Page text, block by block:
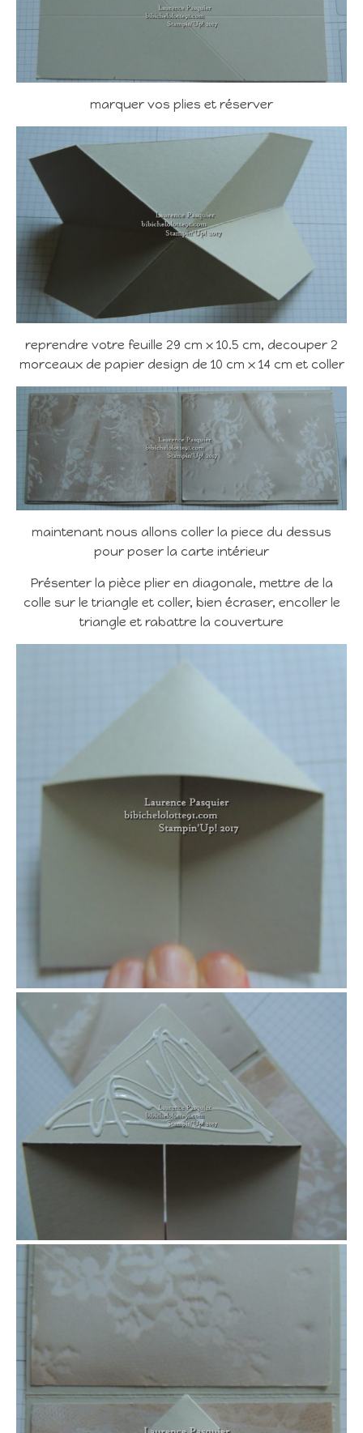
marquer vos plies et réserver
reprendre votre feuille 29 cm x 10.5 cm, decouper 2
morceaux de papier design de 10 cm x 14 cm et coller
maintenant nous allons coller la piece du dessus
pour poser la carte intérieur
Présenter la pièce plier en diagonale, mettre de la
colle sur le triangle et coller, bien écraser, encoller le
triangle et rabattre la couverture